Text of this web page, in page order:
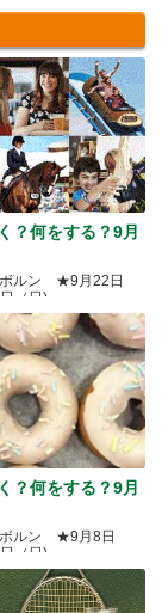
？何をする？9月
ボルン ★9月22日
（日)
？何をする？9月
ボルン ★9月8日
（日)